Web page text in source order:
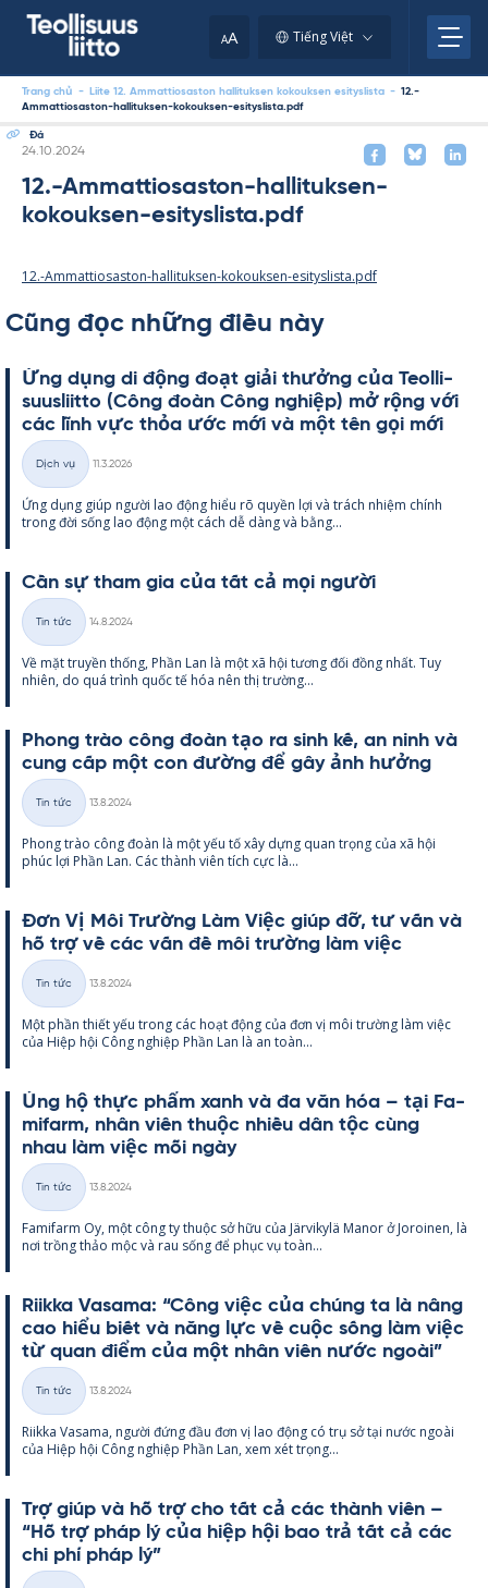
AA Tiếng Việt
Trang chủ - Liite 12. Ammattiosaston hallituksen kokouksen esityslista - 12.-
Ammattiosaston-hallituksen-kokouksen-esityslista.pdf
Đá
Kirjoitettu
24.10.2024
12.-Ammattiosaston-hallituksen-
kokouksen-esityslista.pdf
12.-Ammattiosaston-hallituksen-kokouksen-esityslista.pdf
Cũng đọc những điều này
Ứng dụng di động đoạt giải thưởng của Teol­li­
suus­liitto (Công đoàn Công ng­hiệp) mở rộng với
các lĩnh vực thỏa ước mới và một tên gọi mới
Thể
loại
Dịch vụ
11.3.2026
Ứng dụng giúp người lao động hiểu rõ qu­yền lợi và trách nhiệm chính
trong đời sống lao động một cách dễ dàng và bằng...
Cần sự tham gia của tất cả mọi người
Thể
loại
Tin tức
14.8.2024
Về mặt tru­yền thống, Phần Lan là một xã hội tương đối đồng nhất. Tuy
nhiên, do quá trình quốc tế hóa nên thị trường...
Phong trào công đoàn tạo ra sinh kế, an ninh và
cung cấp một con đường để gây ảnh hưởng
Thể
loại
Tin tức
13.8.2024
Phong trào công đoàn là một yếu tố xây dựng quan trọng của xã hội
phúc lợi Phần Lan. Các thành viên tích cực là...
Đơn Vị Môi Trường Làm Việc giúp đỡ, tư vấn và
hỗ trợ về các vấn đề môi trường làm việc
Thể
loại
Tin tức
13.8.2024
Một phần thiết yếu trong các hoạt động của đơn vị môi trường làm việc
của Hiệp hội Công ng­hiệp Phần Lan là an toàn...
Ủng hộ thực phẩm xanh và đa văn hóa – tại Fa­
mi­farm, nhân viên thuộc nhiều dân tộc cùng
nhau làm việc mỗi ngày
Thể
loại
Tin tức
13.8.2024
Fa­mi­farm Oy, một công ty thuộc sở hữu của Jär­vi­kylä Ma­nor ở Jo­roi­nen, là
nơi trồng thảo mộc và rau sống để phục vụ toàn...
Riikka Va­sama: “Công việc của chúng ta là nâng
cao hiểu biết và năng lực về cuộc sống làm việc
từ quan điểm của một nhân viên nước ngoài”
Thể
loại
Tin tức
13.8.2024
Riikka Va­sama, người đứng đầu đơn vị lao động có trụ sở tại nước ngoài
của Hiệp hội Công ng­hiệp Phần Lan, xem xét trọng...
Trợ giúp và hỗ trợ cho tất cả các thành viên –
“Hỗ trợ pháp lý của hiệp hội bao trả tất cả các
chi phí pháp lý”